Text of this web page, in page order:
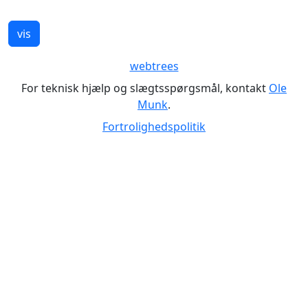
webtrees
For teknisk hjælp og slægtsspørgsmål, kontakt Ole
Munk.
Fortrolighedspolitik